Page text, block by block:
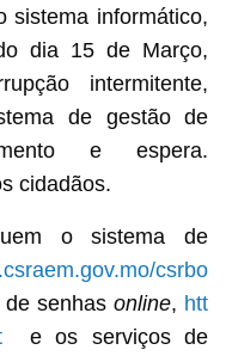
sistema informático,
dia 15 de Março,
intermitente,
de gestão de
e espera.
cidadãos.
o sistema de
csrbo
de senhasonline, htt
e os serviços de